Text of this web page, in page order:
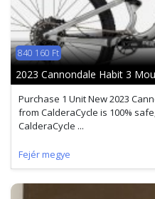
840 160 Ft
2023 Cannondale Habit 3
Purchase 1 Unit New 2023
from CalderaCycle is 100%
CalderaCycle ...
Fejér megye